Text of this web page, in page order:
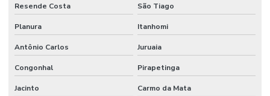
Tratamento De Juntas De Dilatação Sp
Tratamento Eficaz De Juntas De Dilatação
Resende Costa São Tiago
Planura Itanhomi
Antônio Carlos Juruaia
Congonhal Pirapetinga
Jacinto Carmo da Mata